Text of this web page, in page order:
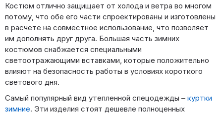
Костюм отлично защищает от холода и ветра во многом
потому, что обе его части спроектированы и изготовлены
в расчете на совместное использование, что позволяет
им дополнять друг друга. Большая часть зимних
костюмов снабжается специальными
светоотражающими вставками, которые положительно
влияют на безопасность работы в условиях короткого
светового дня.
Самый популярный вид утепленной спецодежды – куртки
зимние. Эти изделия стоят дешевле полноценных